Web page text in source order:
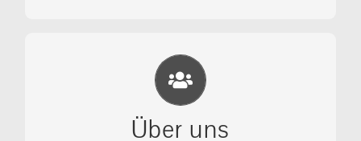
Über uns
Eichhörnchen Schutz e.V.
Wir sehen nicht weg, wir retten!